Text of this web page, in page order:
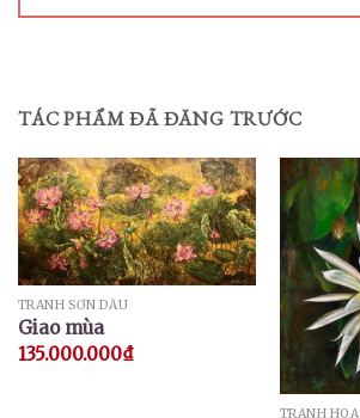
TÁC PHẨM ĐÃ ĐĂNG TRƯỚC
TRANH SƠN DẦU
Giao mùa
135.000.000₫
TRANH HOA